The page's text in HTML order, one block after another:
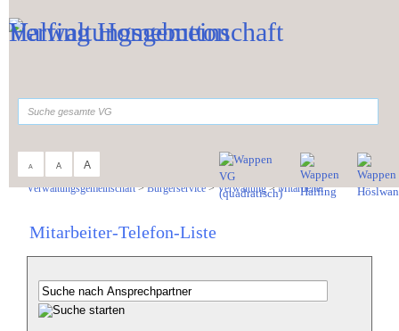
A A A
Verwaltungsgemeinschaft>Bürgerservice>Verwaltung>Mitarbeiter
Mitarbeiter-Telefon-Liste